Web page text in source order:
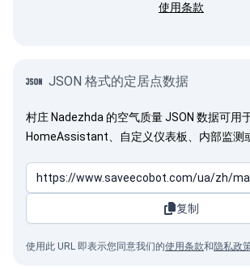
使用条款
JSON 格式的定居点数据
村庄 Nadezhda 的空气质量 JSON 数据可用
HomeAssistant、自定义仪表板、内部监测
复制
使用此 URL 即表示您同意我们的使用条款和隐私政